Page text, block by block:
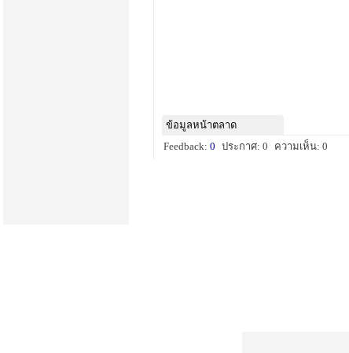
ข้อมูลหน้าตลาด
Feedback: 0 ประกาศ: 0 ความเห็น: 0